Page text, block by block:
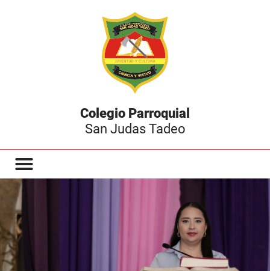
Colegio Parroquial
San Judas Tadeo